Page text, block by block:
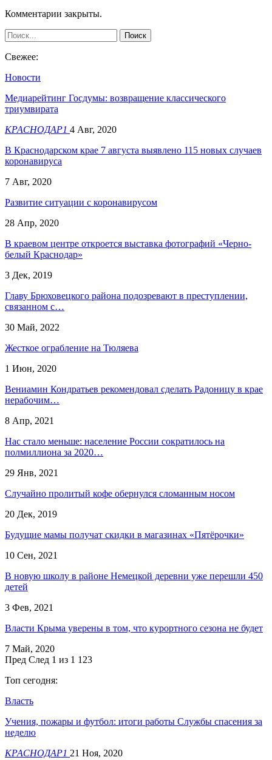
Комментарии закрыты.
Свежее:
Новости
Медиарейтинг Госдумы: возвращение классического
триумвирата
КРАСНОДАР1 4 Авг, 2020
В Краснодарском крае 7 августа выявлено 115 новых случаев
коронавируса
7 Авг, 2020
Развитие ситуации с коронавирусом
28 Апр, 2020
В краевом центре откроется выставка фотографий «Черно-
белый Краснодар»
3 Дек, 2019
​Главу Брюховецкого района подозревают в преступлении,
связанном с…
30 Май, 2022
Жесткое ограбление на Тюляева
1 Июн, 2020
Вениамин Кондратьев рекомендовал сделать Радоницу в крае
нерабочим…
8 Апр, 2021
Нас стало меньше: население России сократилось на
полмиллиона за 2020…
29 Янв, 2021
Случайно пролитый кофе обернулся сломанным носом
20 Дек, 2019
Будущие мамы получат скидки в магазинах «Пятёрочки»
10 Сен, 2021
В новую школу в районе Немецкой деревни уже перешли 450
детей
3 Фев, 2021
Власти Крыма уверены в том, что курортного сезона не будет
7 Май, 2020
Пред След 1 из 1 123
Топ сегодня:
Власть
Учения, пожары и футбол: итоги работы Службы спасения за
неделю
КРАСНОДАР1 21 Ноя, 2020